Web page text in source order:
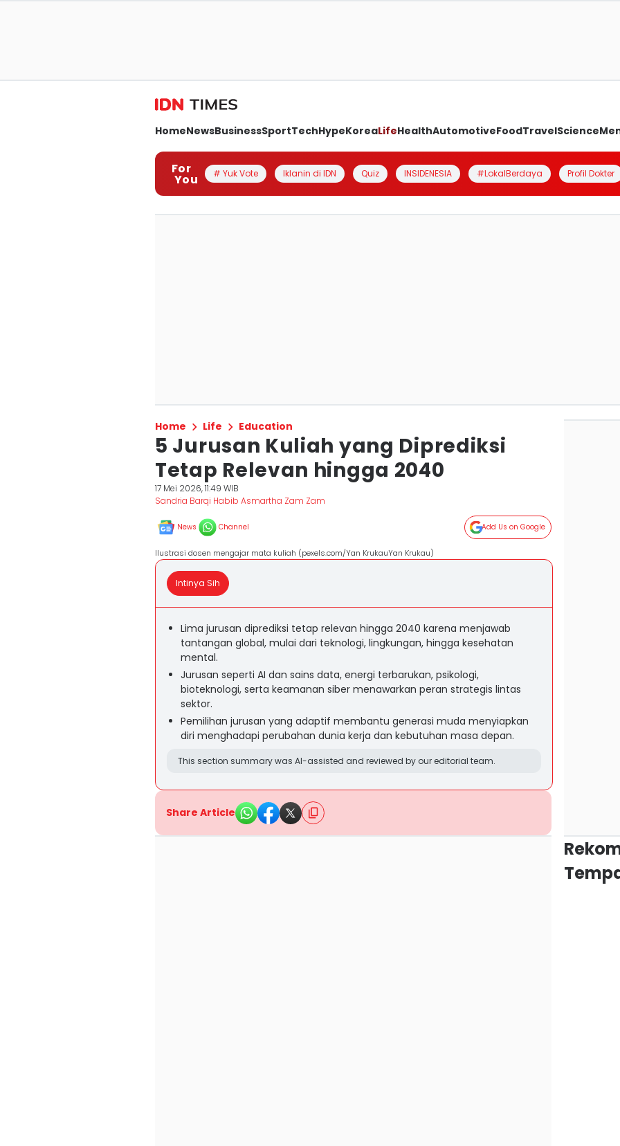
HomeNewsBusinessSportTechHypeKoreaLifeHealthAutomotiveFoodTravelScience
For
You # Yuk Vote Iklanin di IDN Quiz INSIDENESIA #LokalBerdaya Profil Dokter
Home Life Education
5 Jurusan Kuliah yang Diprediksi
Tetap Relevan hingga 2040
17 Mei 2026, 11:49 WIB
Sandria Barqi Habib Asmartha Zam Zam
News Channel Add Us on Google
Ilustrasi dosen mengajar mata kuliah (pexels.com/Yan KrukauYan Krukau)
Intinya Sih
Lima jurusan diprediksi tetap relevan hingga 2040 karena menjawab
tantangan global, mulai dari teknologi, lingkungan, hingga kesehatan
mental.
Jurusan seperti AI dan sains data, energi terbarukan, psikologi,
bioteknologi, serta keamanan siber menawarkan peran strategis lintas
sektor.
Pemilihan jurusan yang adaptif membantu generasi muda menyiapkan
diri menghadapi perubahan dunia kerja dan kebutuhan masa depan.
This section summary was AI-assisted and reviewed by our editorial team.
Share Article